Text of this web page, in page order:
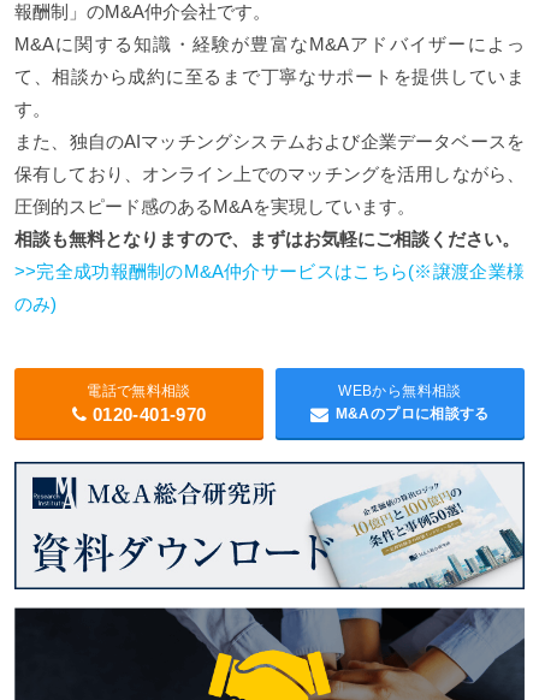
報酬制」のM&A仲介会社です。
M&Aに関する知識・経験が豊富なM&Aアドバイザーによっ
て、相談から成約に至るまで丁寧なサポートを提供していま
す。
また、独自のAIマッチングシステムおよび企業データベースを
保有しており、オンライン上でのマッチングを活用しながら、
圧倒的スピード感のあるM&Aを実現しています。
相談も無料となりますので、まずはお気軽にご相談ください。
>>完全成功報酬制のM&A仲介サービスはこちら(※譲渡企業様
のみ)
電話で無料相談
0120-401-970
WEBから無料相談
M&Aのプロに相談する